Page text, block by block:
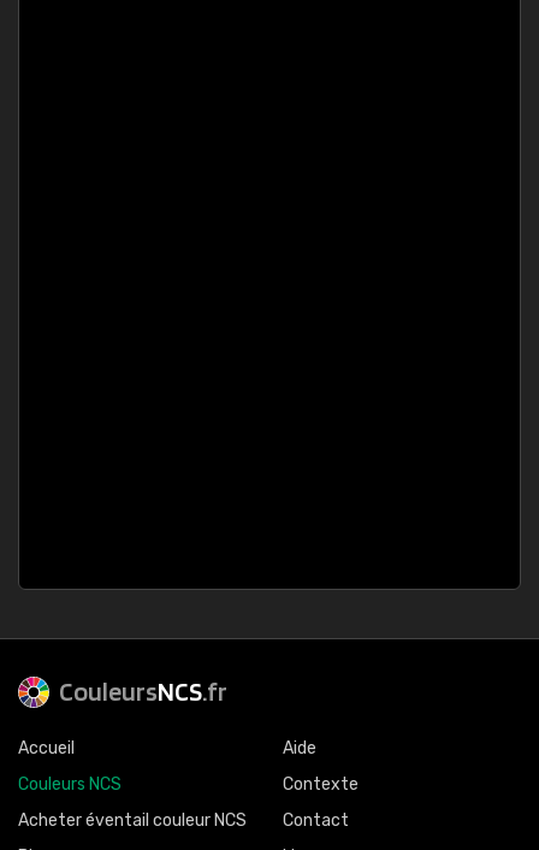
CouleursNCS.fr
Accueil
Couleurs NCS
Acheter éventail couleur NCS
Aide
Contexte
Contact